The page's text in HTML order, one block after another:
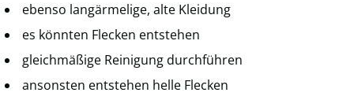
ebenso langärmelige, alte Kleidung
es könnten Flecken entstehen
gleichmäßige Reinigung durchführen
ansonsten entstehen helle Flecken